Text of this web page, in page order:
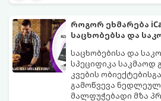
სულ რაღაც $10-ითაც
უსაფრთხოდ.
როგორ ეხმარება
საცხობებსა და
საცხობებისა და
სპეციფიკა საკმაოდ
კვების
გამოწვევა
მალფუჭებადი მზა